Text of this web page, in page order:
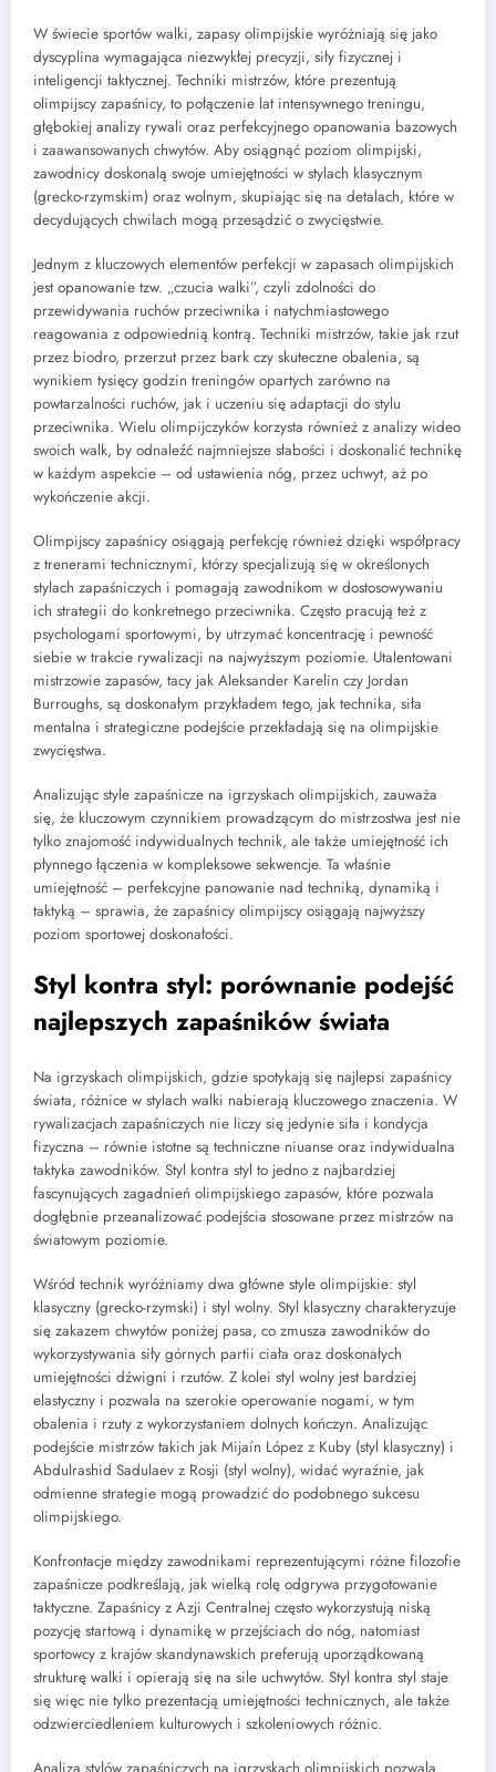
W świecie sportów walki, zapasy olimpijskie wyróżniają się jako
dyscyplina wymagająca niezwykłej precyzji, siły fizycznej i
inteligencji taktycznej. Techniki mistrzów, które prezentują
olimpijscy zapaśnicy, to połączenie lat intensywnego treningu,
głębokiej analizy rywali oraz perfekcyjnego opanowania bazowych
i zaawansowanych chwytów. Aby osiągnąć poziom olimpijski,
zawodnicy doskonalą swoje umiejętności w stylach klasycznym
(grecko-rzymskim) oraz wolnym, skupiając się na detalach, które w
decydujących chwilach mogą przesądzić o zwycięstwie.
Jednym z kluczowych elementów perfekcji w zapasach olimpijskich
jest opanowanie tzw. „czucia walki”, czyli zdolności do
przewidywania ruchów przeciwnika i natychmiastowego
reagowania z odpowiednią kontrą. Techniki mistrzów, takie jak rzut
przez biodro, przerzut przez bark czy skuteczne obalenia, są
wynikiem tysięcy godzin treningów opartych zarówno na
powtarzalności ruchów, jak i uczeniu się adaptacji do stylu
przeciwnika. Wielu olimpijczyków korzysta również z analizy wideo
swoich walk, by odnaleźć najmniejsze słabości i doskonalić technikę
w każdym aspekcie – od ustawienia nóg, przez uchwyt, aż po
wykończenie akcji.
Olimpijscy zapaśnicy osiągają perfekcję również dzięki współpracy
z trenerami technicznymi, którzy specjalizują się w określonych
stylach zapaśniczych i pomagają zawodnikom w dostosowywaniu
ich strategii do konkretnego przeciwnika. Często pracują też z
psychologami sportowymi, by utrzymać koncentrację i pewność
siebie w trakcie rywalizacji na najwyższym poziomie. Utalentowani
mistrzowie zapasów, tacy jak Aleksander Karelin czy Jordan
Burroughs, są doskonałym przykładem tego, jak technika, siła
mentalna i strategiczne podejście przekładają się na olimpijskie
zwycięstwa.
Analizując style zapaśnicze na igrzyskach olimpijskich, zauważa
się, że kluczowym czynnikiem prowadzącym do mistrzostwa jest nie
tylko znajomość indywidualnych technik, ale także umiejętność ich
płynnego łączenia w kompleksowe sekwencje. Ta właśnie
umiejętność – perfekcyjne panowanie nad techniką, dynamiką i
taktyką – sprawia, że zapaśnicy olimpijscy osiągają najwyższy
poziom sportowej doskonałości.
Styl kontra styl: porównanie podejść
najlepszych zapaśników świata
Na igrzyskach olimpijskich, gdzie spotykają się najlepsi zapaśnicy
świata, różnice w stylach walki nabierają kluczowego znaczenia. W
rywalizacjach zapaśniczych nie liczy się jedynie siła i kondycja
fizyczna – równie istotne są techniczne niuanse oraz indywidualna
taktyka zawodników. Styl kontra styl to jedno z najbardziej
fascynujących zagadnień olimpijskiego zapasów, które pozwala
dogłębnie przeanalizować podejścia stosowane przez mistrzów na
światowym poziomie.
Wśród technik wyróżniamy dwa główne style olimpijskie: styl
klasyczny (grecko-rzymski) i styl wolny. Styl klasyczny charakteryzuje
się zakazem chwytów poniżej pasa, co zmusza zawodników do
wykorzystywania siły górnych partii ciała oraz doskonałych
umiejętności dźwigni i rzutów. Z kolei styl wolny jest bardziej
elastyczny i pozwala na szerokie operowanie nogami, w tym
obalenia i rzuty z wykorzystaniem dolnych kończyn. Analizując
podejście mistrzów takich jak Mijaín López z Kuby (styl klasyczny) i
Abdulrashid Sadulaev z Rosji (styl wolny), widać wyraźnie, jak
odmienne strategie mogą prowadzić do podobnego sukcesu
olimpijskiego.
Konfrontacje między zawodnikami reprezentującymi różne filozofie
zapaśnicze podkreślają, jak wielką rolę odgrywa przygotowanie
taktyczne. Zapaśnicy z Azji Centralnej często wykorzystują niską
pozycję startową i dynamikę w przejściach do nóg, natomiast
sportowcy z krajów skandynawskich preferują uporządkowaną
strukturę walki i opierają się na sile uchwytów. Styl kontra styl staje
się więc nie tylko prezentacją umiejętności technicznych, ale także
odzwierciedleniem kulturowych i szkoleniowych różnic.